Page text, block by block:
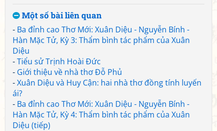
Một số bài liên quan
- Ba đỉnh cao Thơ Mới: Xuân Diệu - Nguyễn Bính -
Hàn Mặc Tử, Kỳ 3: Thẩm bình tác phẩm của Xuân
Diệu
-Tiểu sử Trịnh Hoài Đức
- Giới thiệu về nhà thơ Đỗ Phủ
-Xuân Diệu và Huy Cận: hai nhà thơ đồng tính luyến
ái?
- Ba đỉnh cao Thơ Mới: Xuân Diệu - Nguyễn Bính -
Hàn Mặc Tử, Kỳ 4: Thẩm bình tác phẩm của Xuân
Diệu (tiếp)